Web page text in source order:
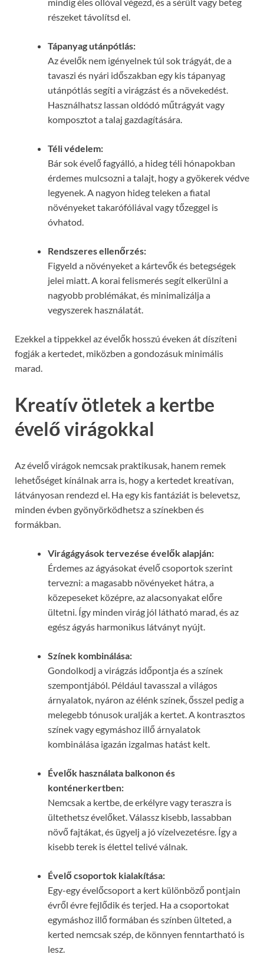
részeket távolítsd el.
Tápanyag utánpótlás:
Az évelők nem igényelnek túl sok trágyát, de a
tavaszi és nyári időszakban egy kis tápanyag
utánpótlás segíti a virágzást és a növekedést.
Használhatsz lassan oldódó műtrágyát vagy
komposztot a talaj gazdagítására.
Téli védelem:
Bár sok évelő fagyálló, a hideg téli hónapokban
érdemes mulcsozni a talajt, hogy a gyökerek védve
legyenek. A nagyon hideg teleken a fiatal
növényeket takarófóliával vagy tőzeggel is
óvhatod.
Rendszeres ellenőrzés:
Figyeld a növényeket a kártevők és betegségek
jelei miatt. A korai felismerés segít elkerülni a
nagyobb problémákat, és minimalizálja a
vegyszerek használatát.
Ezekkel a tippekkel az évelők hosszú éveken át díszíteni
fogják a kertedet, miközben a gondozásuk minimális
marad.
Kreatív ötletek a kertbe
évelő virágokkal
Az évelő virágok nemcsak praktikusak, hanem remek
lehetőséget kínálnak arra is, hogy a kertedet kreatívan,
látványosan rendezd el. Ha egy kis fantáziát is belevetsz,
minden évben gyönyörködhetsz a színekben és
formákban.
Virágágyások tervezése évelők alapján:
Érdemes az ágyásokat évelő csoportok szerint
tervezni: a magasabb növényeket hátra, a
közepeseket középre, az alacsonyakat előre
ültetni. Így minden virág jól látható marad, és az
egész ágyás harmonikus látványt nyújt.
Színek kombinálása:
Gondolkodj a virágzás időpontja és a színek
szempontjából. Például tavasszal a világos
árnyalatok, nyáron az élénk színek, ősszel pedig a
melegebb tónusok uralják a kertet. A kontrasztos
színek vagy egymáshoz illő árnyalatok
kombinálása igazán izgalmas hatást kelt.
Évelők használata balkonon és
konténerkertben:
Nemcsak a kertbe, de erkélyre vagy teraszra is
ültethetsz évelőket. Válassz kisebb, lassabban
növő fajtákat, és ügyelj a jó vízelvezetésre. Így a
kisebb terek is élettel telivé válnak.
Évelő csoportok kialakítása:
Egy-egy évelőcsoport a kert különböző pontjain
évről évre fejlődik és terjed. Ha a csoportokat
egymáshoz illő formában és színben ülteted, a
kerted nemcsak szép, de könnyen fenntartható is
lesz.